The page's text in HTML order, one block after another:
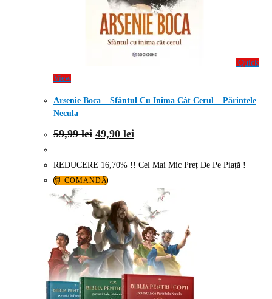
Quick
View
Arsenie Boca – Sfântul Cu Inima Cât Cerul – Părintele
Necula
59,99lei Prețul
inițial
fost:
59,99 lei.
49,90 lei
curent
49,90 lei.
REDUCERE 16,70% !! Cel Mai Mic Preț De Pe Piață !
🛒 COMANDĂ